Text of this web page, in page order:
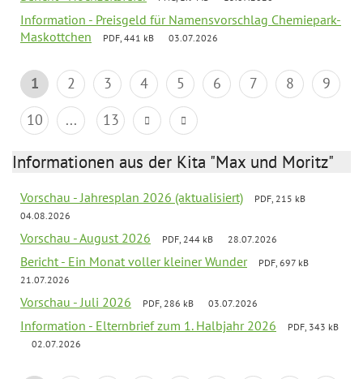
Information - Preisgeld für Namensvorschlag Chemiepark-
Maskottchen
PDF, 441 kB 03.07.2026
1 2 3 4 5 6 7 8
9
10
... 13
Informationen aus der Kita "Max und Moritz"
Vorschau - Jahresplan 2026 (aktualisiert)
PDF, 215 kB
04.08.2026
Vorschau - August 2026 PDF, 244 kB 28.07.2026
Bericht - Ein Monat voller kleiner Wunder
PDF, 697 kB
21.07.2026
Vorschau - Juli 2026 PDF, 286 kB 03.07.2026
Information - Elternbrief zum 1. Halbjahr 2026
PDF, 343 kB
02.07.2026